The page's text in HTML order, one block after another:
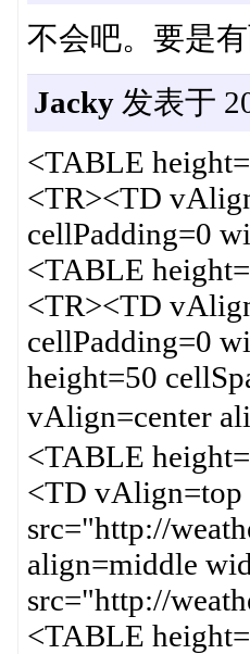
不会吧。要是
Jacky发表于
<TABLE
<TR><TD
cellPadding=0
<TABLE
<TR><TD
cellPadding=0
height=50
vAlign=center
<TABLE
<TD vAlign=top
src="http://
align=middle
src="http://
<TABLE